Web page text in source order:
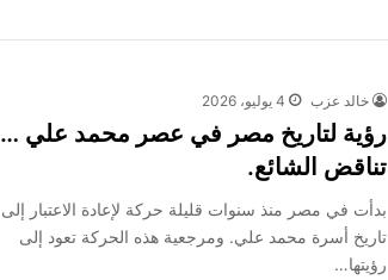
خالد عزب 4 يوليو، 2026
رؤية لتاريخ مصر في عصر محمد علي …
تناقض الشائع.
بدأت في مصر منذ سنوات قليلة حركة لإعادة الاعتبار إلى
تاريخ أسرة محمد علي. ومرجعية هذه الحركة تعود إلى
رؤيتها…